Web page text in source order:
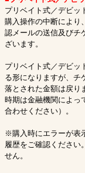
プリベイト式／デビッ
購入操作の中断により
認メールの送信及びチ
ざいます。
プリベイト式／デビッ
る形になりますが、チ
落とされた金額は戻り
時期は金融機関によっ
合わせください）。
※購入時にエラーが表
履歴をご確認ください
せん。